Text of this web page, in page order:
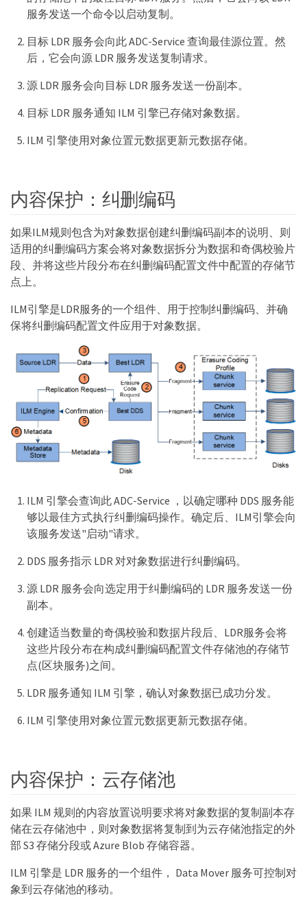
服务发送一个命令以启动复制。
目标 LDR 服务会向此 ADC-Service 查询最佳源位置。然
后，它会向源 LDR 服务发送复制请求。
源 LDR 服务会向目标 LDR 服务发送一份副本。
目标 LDR 服务通知 ILM 引擎已存储对象数据。
ILM 引擎使用对象位置元数据更新元数据存储。
内容保护：纠删编码
如果ILM规则包含为对象数据创建纠删编码副本的说明、则
适用的纠删编码方案会将对象数据拆分为数据和奇偶校验片
段、并将这些片段分布在纠删编码配置文件中配置的存储节
点上。
ILM引擎是LDR服务的一个组件、用于控制纠删编码、并确
保将纠删编码配置文件应用于对象数据。
ILM 引擎会查询此 ADC-Service ，以确定哪种 DDS 服务能
够以最佳方式执行纠删编码操作。确定后、ILM引擎会向
该服务发送"启动"请求。
DDS 服务指示 LDR 对对象数据进行纠删编码。
源 LDR 服务会向选定用于纠删编码的 LDR 服务发送一份
副本。
创建适当数量的奇偶校验和数据片段后、LDR服务会将
这些片段分布在构成纠删编码配置文件存储池的存储节
点(区块服务)之间。
LDR 服务通知 ILM 引擎，确认对象数据已成功分发。
ILM 引擎使用对象位置元数据更新元数据存储。
内容保护：云存储池
如果 ILM 规则的内容放置说明要求将对象数据的复制副本存
储在云存储池中，则对象数据将复制到为云存储池指定的外
部 S3 存储分段或 Azure Blob 存储容器。
ILM 引擎是 LDR 服务的一个组件， Data Mover 服务可控制对
象到云存储池的移动。